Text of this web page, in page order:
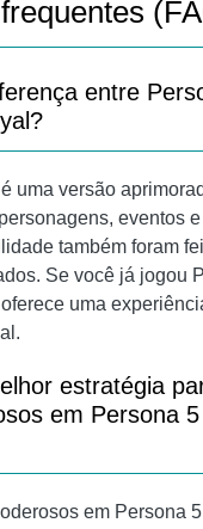
entre
uma versão
eventos
também foram
Se você já jogou
uma
estratégia
em Persona
em Persona